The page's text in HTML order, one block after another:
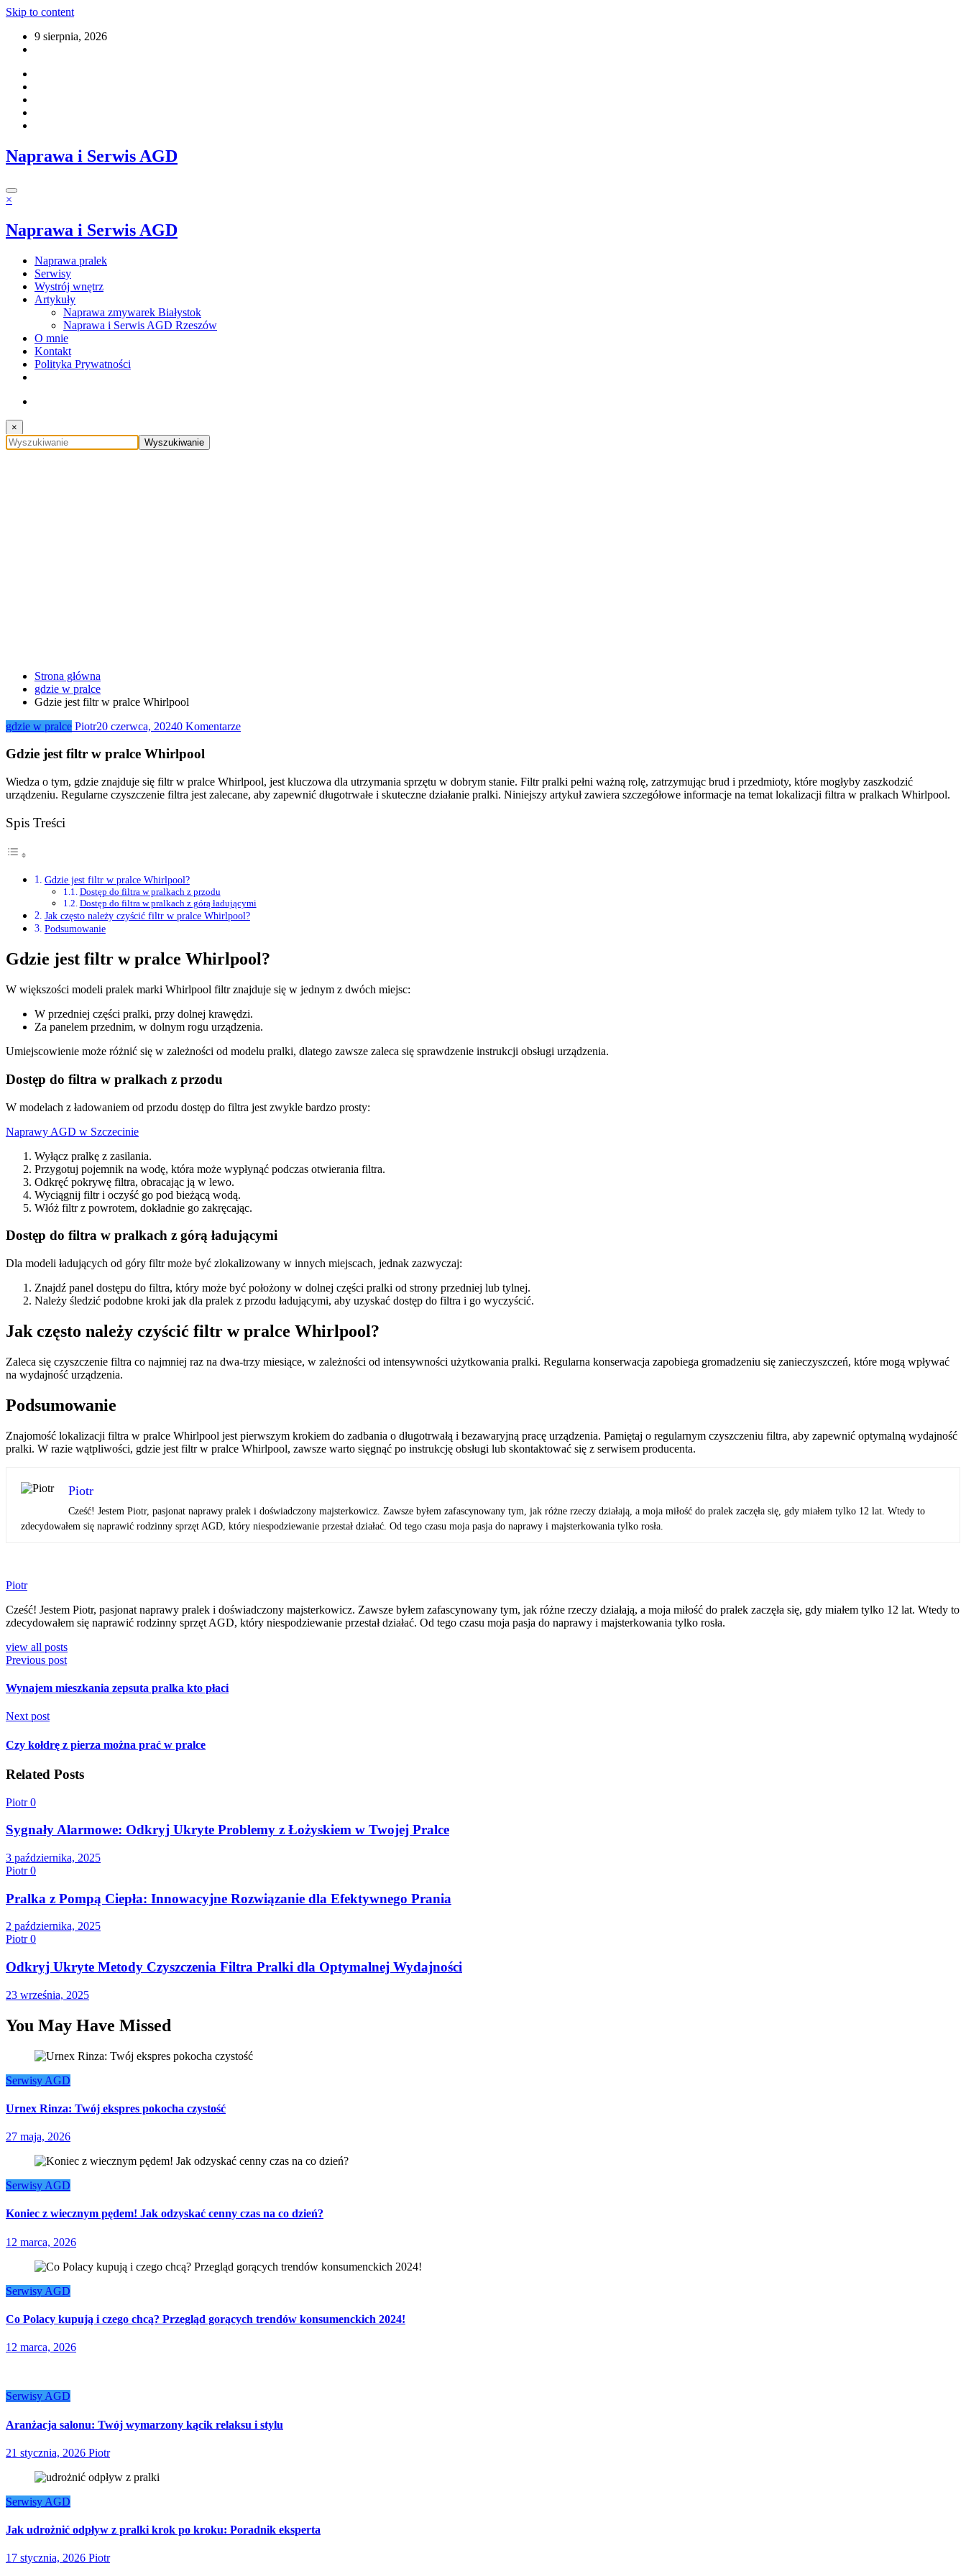
Skip to content
9 sierpnia, 2026
Naprawa i Serwis AGD
×
Naprawa i Serwis AGD
Naprawa pralek
Serwisy
Wystrój wnętrz
Artykuły
Naprawa zmywarek Białystok
Naprawa i Serwis AGD Rzeszów
O mnie
Kontakt
Polityka Prywatności
×
Strona główna
gdzie w pralce
Gdzie jest filtr w pralce Whirlpool
gdzie w pralce Piotr20 czerwca, 20240 Komentarze
Gdzie jest filtr w pralce Whirlpool
Wiedza o tym, gdzie znajduje się filtr w pralce Whirlpool, jest kluczowa dla utrzymania sprzętu w dobrym stanie. Filtr pralki pełni ważną rolę, zatrzymując brud i przedmioty, które mogłyby zaszkodzić
urządzeniu. Regularne czyszczenie filtra jest zalecane, aby zapewnić długotrwałe i skuteczne działanie pralki. Niniejszy artykuł zawiera szczegółowe informacje na temat lokalizacji filtra w pralkach Whirlpool.
Spis Treści
Gdzie jest filtr w pralce Whirlpool?
Dostęp do filtra w pralkach z przodu
Dostęp do filtra w pralkach z górą ładującymi
Jak często należy czyścić filtr w pralce Whirlpool?
Podsumowanie
Gdzie jest filtr w pralce Whirlpool?
W większości modeli pralek marki Whirlpool filtr znajduje się w jednym z dwóch miejsc:
W przedniej części pralki, przy dolnej krawędzi.
Za panelem przednim, w dolnym rogu urządzenia.
Umiejscowienie może różnić się w zależności od modelu pralki, dlatego zawsze zaleca się sprawdzenie instrukcji obsługi urządzenia.
Dostęp do filtra w pralkach z przodu
W modelach z ładowaniem od przodu dostęp do filtra jest zwykle bardzo prosty:
Naprawy AGD w Szczecinie
Wyłącz pralkę z zasilania.
Przygotuj pojemnik na wodę, która może wypłynąć podczas otwierania filtra.
Odkręć pokrywę filtra, obracając ją w lewo.
Wyciągnij filtr i oczyść go pod bieżącą wodą.
Włóż filtr z powrotem, dokładnie go zakręcając.
Dostęp do filtra w pralkach z górą ładującymi
Dla modeli ładujących od góry filtr może być zlokalizowany w innych miejscach, jednak zazwyczaj:
Znajdź panel dostępu do filtra, który może być położony w dolnej części pralki od strony przedniej lub tylnej.
Należy śledzić podobne kroki jak dla pralek z przodu ładującymi, aby uzyskać dostęp do filtra i go wyczyścić.
Jak często należy czyścić filtr w pralce Whirlpool?
Zaleca się czyszczenie filtra co najmniej raz na dwa-trzy miesiące, w zależności od intensywności użytkowania pralki. Regularna konserwacja zapobiega gromadzeniu się zanieczyszczeń, które mogą wpływać
na wydajność urządzenia.
Podsumowanie
Znajomość lokalizacji filtra w pralce Whirlpool jest pierwszym krokiem do zadbania o długotrwałą i bezawaryjną pracę urządzenia. Pamiętaj o regularnym czyszczeniu filtra, aby zapewnić optymalną wydajność
pralki. W razie wątpliwości, gdzie jest filtr w pralce Whirlpool, zawsze warto sięgnąć po instrukcję obsługi lub skontaktować się z serwisem producenta.
Piotr
Cześć! Jestem Piotr, pasjonat naprawy pralek i doświadczony majsterkowicz. Zawsze byłem zafascynowany tym, jak różne rzeczy działają, a moja miłość do pralek zaczęła się, gdy miałem tylko 12 lat. Wtedy to
zdecydowałem się naprawić rodzinny sprzęt AGD, który niespodziewanie przestał działać. Od tego czasu moja pasja do naprawy i majsterkowania tylko rosła.
Piotr
Cześć! Jestem Piotr, pasjonat naprawy pralek i doświadczony majsterkowicz. Zawsze byłem zafascynowany tym, jak różne rzeczy działają, a moja miłość do pralek zaczęła się, gdy miałem tylko 12 lat. Wtedy to
zdecydowałem się naprawić rodzinny sprzęt AGD, który niespodziewanie przestał działać. Od tego czasu moja pasja do naprawy i majsterkowania tylko rosła.
view all posts
Previous post
Wynajem mieszkania zepsuta pralka kto płaci
Next post
Czy kołdrę z pierza można prać w pralce
Related Posts
Piotr0
Sygnały Alarmowe: Odkryj Ukryte Problemy z Łożyskiem w Twojej Pralce
3 października, 2025
Piotr0
Pralka z Pompą Ciepła: Innowacyjne Rozwiązanie dla Efektywnego Prania
2 października, 2025
Piotr0
Odkryj Ukryte Metody Czyszczenia Filtra Pralki dla Optymalnej Wydajności
23 września, 2025
You May Have Missed
Serwisy AGD
Urnex Rinza: Twój ekspres pokocha czystość
27 maja, 2026
Serwisy AGD
Koniec z wiecznym pędem! Jak odzyskać cenny czas na co dzień?
12 marca, 2026
Serwisy AGD
Co Polacy kupują i czego chcą? Przegląd gorących trendów konsumenckich 2024!
12 marca, 2026
Serwisy AGD
Aranżacja salonu: Twój wymarzony kącik relaksu i stylu
21 stycznia, 2026 Piotr
Serwisy AGD
Jak udrożnić odpływ z pralki krok po kroku: Poradnik eksperta
17 stycznia, 2026 Piotr